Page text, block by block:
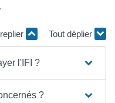
Tout déplier
l'IFI ?
?